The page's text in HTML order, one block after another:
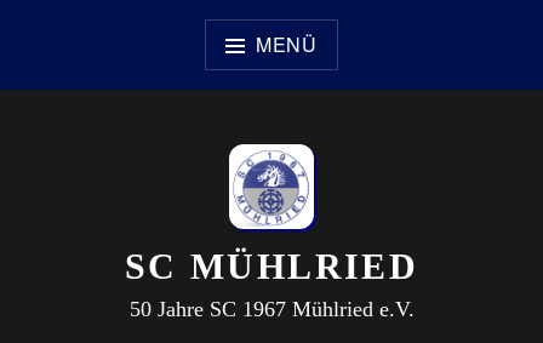
MENÜ
SC MÜHLRIED
50 Jahre SC 1967 Mühlried e.V.